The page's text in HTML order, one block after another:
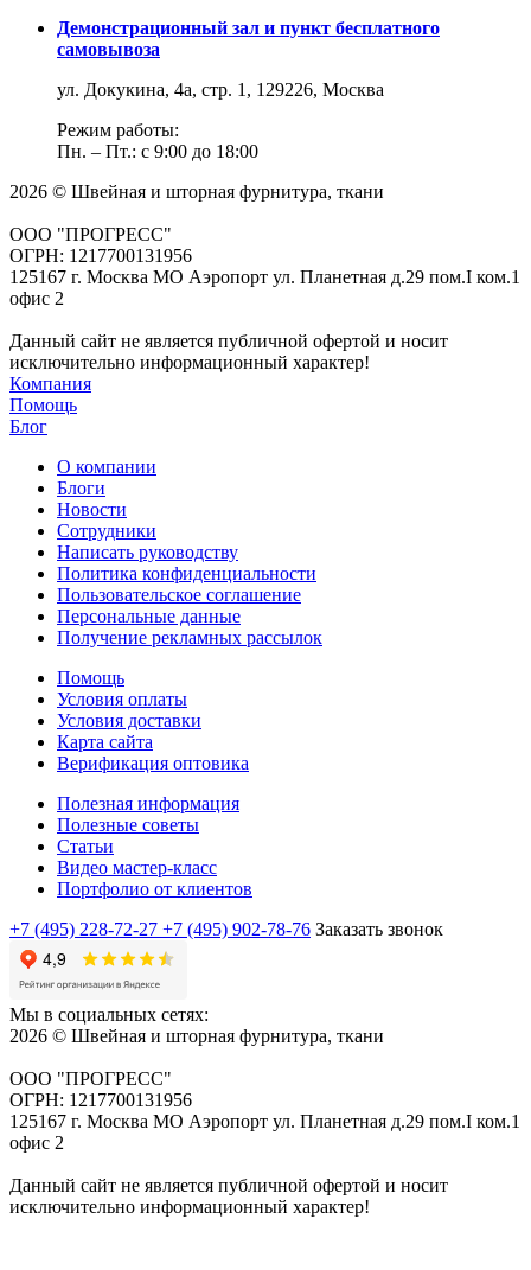
Демонстрационный зал и пункт бесплатного
самовывоза
ул. Докукина, 4а, стр. 1, 129226, Москва
Режим работы:
Пн. – Пт.: с 9:00 до 18:00
2026 © Швейная и шторная фурнитура, ткани
ООО "ПРОГРЕСС"
ОГРН: 1217700131956
125167 г. Москва МО Аэропорт ул. Планетная д.29 пом.I ком.1
офис 2
Данный сайт не является публичной офертой и носит
исключительно информационный характер!
Компания
Помощь
Блог
О компании
Блоги
Новости
Сотрудники
Написать руководству
Политика конфиденциальности
Пользовательское соглашение
Персональные данные
Получение рекламных рассылок
Помощь
Условия оплаты
Условия доставки
Карта сайта
Верификация оптовика
Полезная информация
Полезные советы
Статьи
Видео мастер-класс
Портфолио от клиентов
+7 (495) 228-72-27 +7 (495) 902-78-76 Заказать звонок
Мы в социальных сетях:
2026 © Швейная и шторная фурнитура, ткани
ООО "ПРОГРЕСС"
ОГРН: 1217700131956
125167 г. Москва МО Аэропорт ул. Планетная д.29 пом.I ком.1
офис 2
Данный сайт не является публичной офертой и носит
исключительно информационный характер!